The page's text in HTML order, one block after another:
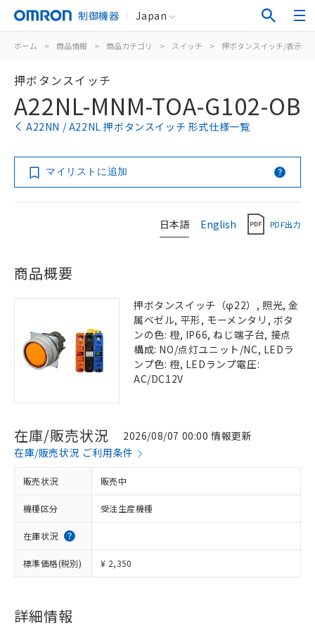
制御機器 Japan
ホーム > 商品情報 > 商品カテゴリ > スイッチ > 押ボタンスイッチ/表示灯
押ボタンスイッチ
A22NL-MNM-TOA-G102-OB
A22NN / A22NL 押ボタンスイッチ 形式仕様一覧
マイリストに追加
日本語 English PDF出力
商品概要
押ボタンスイッチ（φ22）, 照光, 金
属ベゼル, 平形, モーメンタリ, ボタ
ンの色: 橙, IP66, ねじ端子台, 接点
構成: NO/点灯ユニット/NC, LEDラ
ンプ色: 橙, LEDランプ電圧:
AC/DC12V
在庫/販売状況
2026/08/07 00:00 情報更新
在庫/販売状況 ご利用条件
販売状況 販売中
機種区分 受注生産機種
在庫状況
標準価格(税別) ¥ 2,350
詳細情報